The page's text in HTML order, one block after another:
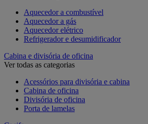
Aquecedor a combustível
Aquecedor a gás
Aquecedor elétrico
Refrigerador e desumidificador
Cabina e divisória de oficina
Ver todas as categorias
Acessórios para divisória e cabina
Cabina de oficina
Divisória de oficina
Porta de lamelas